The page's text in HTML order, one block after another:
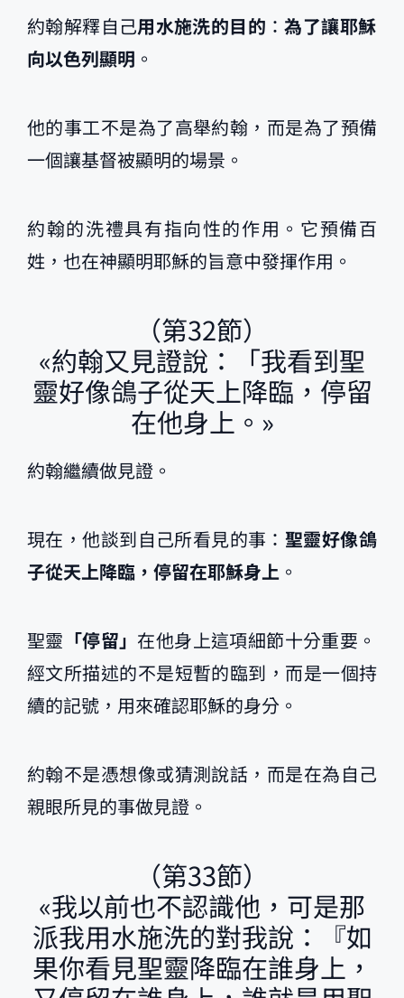
約翰解釋自己用水施洗的目的 ：為了讓耶穌
向以色列顯明 。
他的事工不是為了高舉約翰，而是為了預備
一個讓基督被顯明的場景。
約翰的洗禮具有指向性的作用。它預備百
姓，也在神顯明耶穌的旨意中發揮作用。
（第32節）
«約翰又見證說：「我看到聖
靈好像鴿子從天上降臨，停留
在他身上。»
約翰繼續做見證。
現在，他談到自己所看見的事： 聖靈好像鴿
子從天上降臨，停留在耶穌身上 。
聖靈 「停留」 在他身上這項細節十分重要。
經文所描述的不是短暫的臨到，而是一個持
續的記號，用來確認耶穌的身分。
約翰不是憑想像或猜測說話，而是在為自己
親眼所見的事做見證。
（第33節）
«我以前也不認識他，可是那
派我用水施洗的對我說：『如
果你看見聖靈降臨在誰身上，